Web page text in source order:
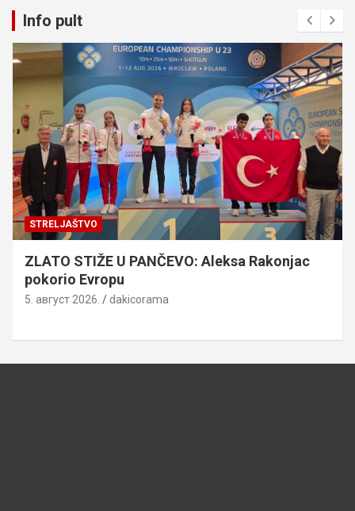
Info pult
STRELJAŠTVO
ZLATO STIŽE U PANČEVO: Aleksa Rakonjac
pokorio Evropu
5. август 2026. dakicorama